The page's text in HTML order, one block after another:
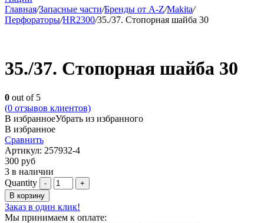
Главная/Запасные части/Бренды от A-Z/Makita/
Перфораторы/HR2300/35./37. Стопорная шайба 30
35./37. Стопорная шайба 30
0 out of 5
(0 отзывов клиентов)
В избранноеУбрать из избранного
В избранное
Сравнить
Артикул: 257932-4
300 руб
3 в наличии
Quantity
В корзину
Заказ в один клик!
Мы принимаем к оплате: